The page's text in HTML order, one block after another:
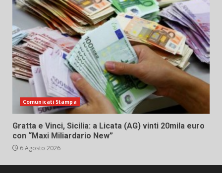
Comunicati Stampa
Gratta e Vinci, Sicilia: a Licata (AG) vinti 20mila euro
con “Maxi Miliardario New”
6 Agosto 2026